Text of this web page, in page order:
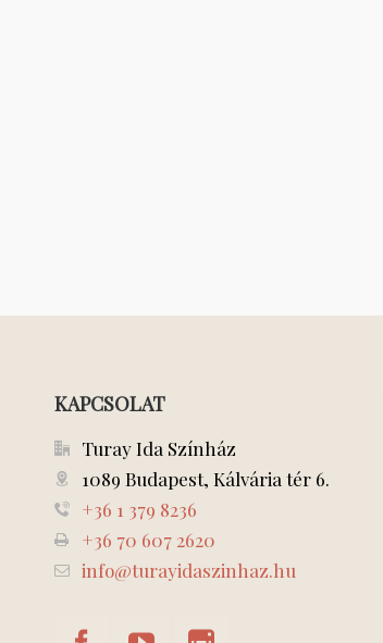
KAPCSOLAT
Turay Ida Színház
1089 Budapest, Kálvária tér 6.
+36 1 379 8236
+36 70 607 2620
info@turayidaszinhaz.hu